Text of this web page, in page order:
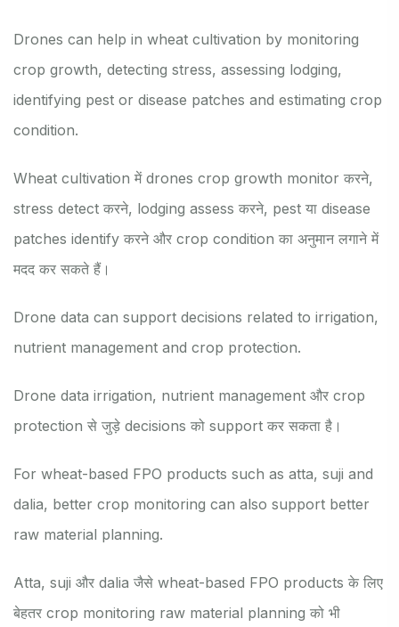
Drones can help in wheat cultivation by monitoring
crop growth, detecting stress, assessing lodging,
identifying pest or disease patches and estimating crop
condition.
Wheat cultivation में drones crop growth monitor करने,
stress detect करने, lodging assess करने, pest या disease
patches identify करने और crop condition का अनुमान लगाने में
मदद कर सकते हैं।
Drone data can support decisions related to irrigation,
nutrient management and crop protection.
Drone data irrigation, nutrient management और crop
protection से जुड़े decisions को support कर सकता है।
For wheat-based FPO products such as atta, suji and
dalia, better crop monitoring can also support better
raw material planning.
Atta, suji और dalia जैसे wheat-based FPO products के लिए
बेहतर crop monitoring raw material planning को भी